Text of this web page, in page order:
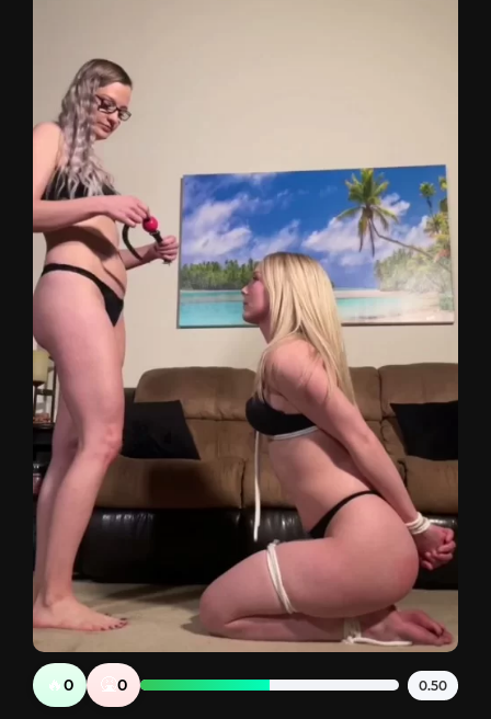
🔥0 0 0.50